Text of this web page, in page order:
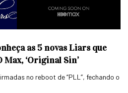
as 5 novas Liars que
‘Original Sin’
no reboot de “PLL”, fechando o